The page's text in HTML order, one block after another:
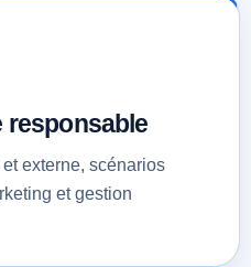
responsable
externe, scénarios
et gestion